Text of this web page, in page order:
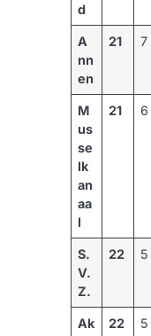
d
A
nn
en
21 7
M
us
se
lk
an
aa
l
21 6
S.
V.
Z.
22 5
Ak
22 5